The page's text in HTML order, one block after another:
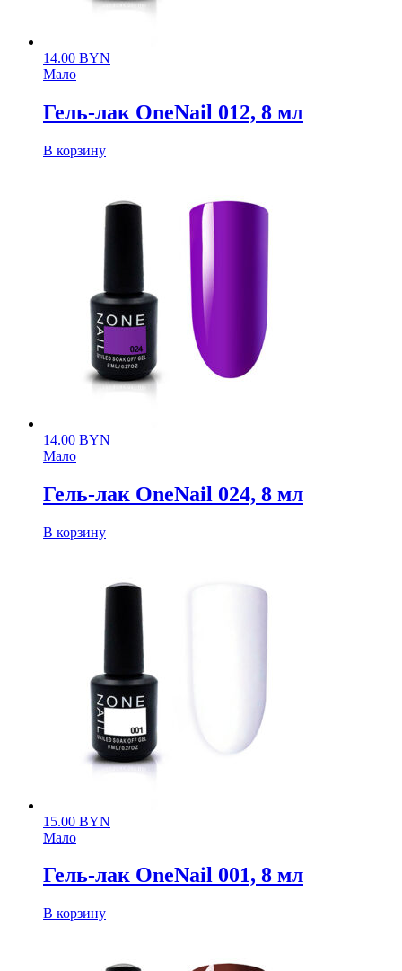
14.00 BYN
Мало
Гель-лак OneNail 012, 8 мл
В корзину
14.00 BYN
Мало
Гель-лак OneNail 024, 8 мл
В корзину
15.00 BYN
Мало
Гель-лак OneNail 001, 8 мл
В корзину